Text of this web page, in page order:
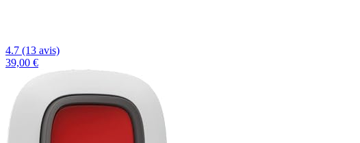
4.7 (13 avis)
39,00 €